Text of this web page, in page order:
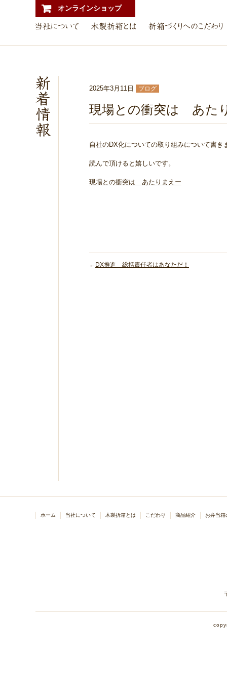
オンラインショップ
2025年3月11日 ブログ
現場との衝突は あた
自社のDX化についての取り組みについて書き
読んで頂けると嬉しいです。
現場との衝突は あたりまえー
← DX推進 総括責任者はあなただ！
ホーム 当社について 木製折箱とは こだわり 商品紹介 お弁当箱